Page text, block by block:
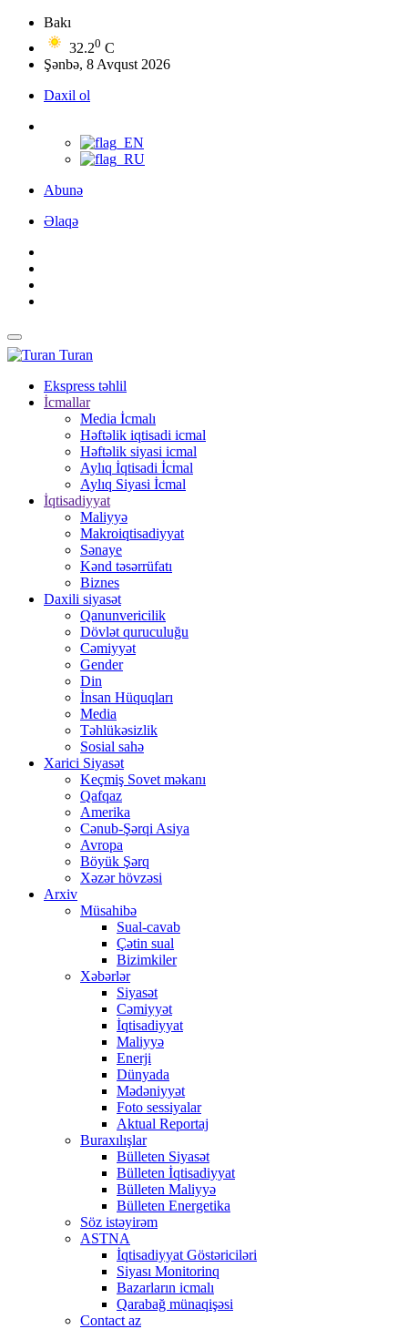
Bakı
32.20 C
Şənbə, 8 Avqust 2026
Daxil ol
Abunə
Əlaqə
Turan
Ekspress təhlil
İcmallar
Media İcmalı
Həftəlik iqtisadi icmal
Həftəlik siyasi icmal
Aylıq İqtisadi İcmal
Aylıq Siyasi İcmal
İqtisadiyyat
Maliyyə
Makroiqtisadiyyat
Sənaye
Kənd təsərrüfatı
Biznes
Daxili siyasət
Qanunvericilik
Dövlət quruculuğu
Cəmiyyət
Gender
Din
İnsan Hüquqları
Media
Təhlükəsizlik
Sosial sahə
Xarici Siyasət
Keçmiş Sovet məkanı
Qafqaz
Amerika
Cənub-Şərqi Asiya
Avropa
Böyük Şərq
Xəzər hövzəsi
Arxiv
Müsahibə
Sual-cavab
Çətin sual
Bizimkiler
Xəbərlər
Siyasət
Cəmiyyət
İqtisadiyyat
Maliyyə
Enerji
Dünyada
Mədəniyyət
Foto sessiyalar
Aktual Reportaj
Buraxılışlar
Bülleten Siyasət
Bülleten İqtisadiyyat
Bülleten Maliyyə
Bülleten Energetika
Söz istəyirəm
ASTNA
İqtisadiyyat Göstəriciləri
Siyası Monitorinq
Bazarların icmalı
Qarabağ münaqişəsi
Contact az